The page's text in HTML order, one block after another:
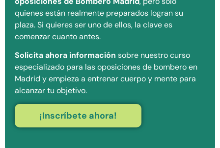
quienes están realmente preparados logran su
plaza. Si quieres ser uno de ellos, la clave es
comenzar cuanto antes.
Solicita ahora información sobre nuestro curso
especializado para las oposiciones de bombero en
Madrid y empieza a entrenar cuerpo y mente para
alcanzar tu objetivo.
¡Inscríbete ahora!